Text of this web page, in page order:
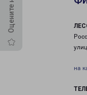
на